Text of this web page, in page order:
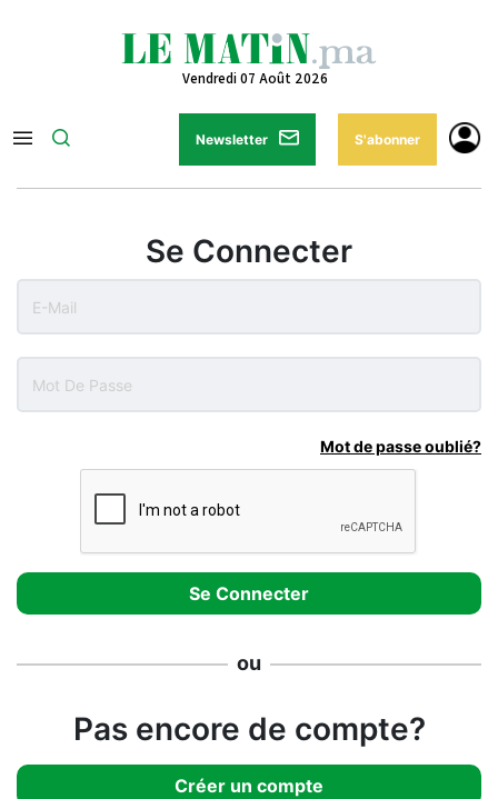
Vendredi 07 Août 2026
Newsletter S'abonner
Se Connecter
Mot de passe oublié?
ou
Pas encore de compte?
Créer un compte